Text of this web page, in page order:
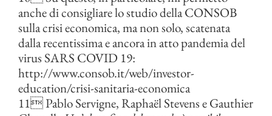
anche di consigliare lo studio della CONSOB
sulla crisi economica, ma non solo, scatenata
dalla recentissima e ancora in atto pandemia del
virus SARS COVID 19:
http://www.consob.it/web/investor-
education/crisi-sanitaria-economica
11 Pablo Servigne, Raphaël Stevens e Gauthier